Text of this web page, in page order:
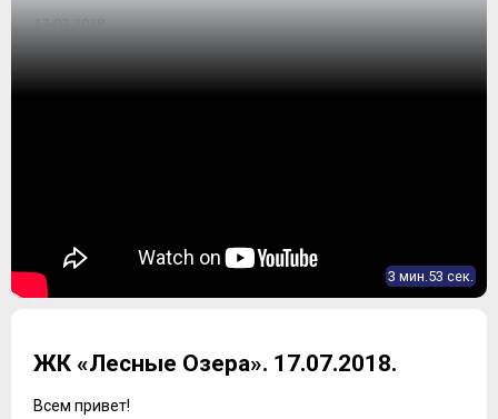
3 мин.53 сек.
ЖК «Лесные Озера». 17.07.2018.
Всем привет!